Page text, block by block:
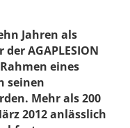
Jahren als
AGAPLESION
eines
seinen
Mehr als 200
2012 anlässlich